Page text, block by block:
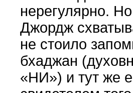
нерегулярно.
Джордж
не стоило
бхаджан
«НИ») и тут же